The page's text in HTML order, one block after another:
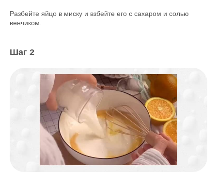
Разбейте яйцо в миску и взбейте его с сахаром и солью
венчиком.
Шаг 2